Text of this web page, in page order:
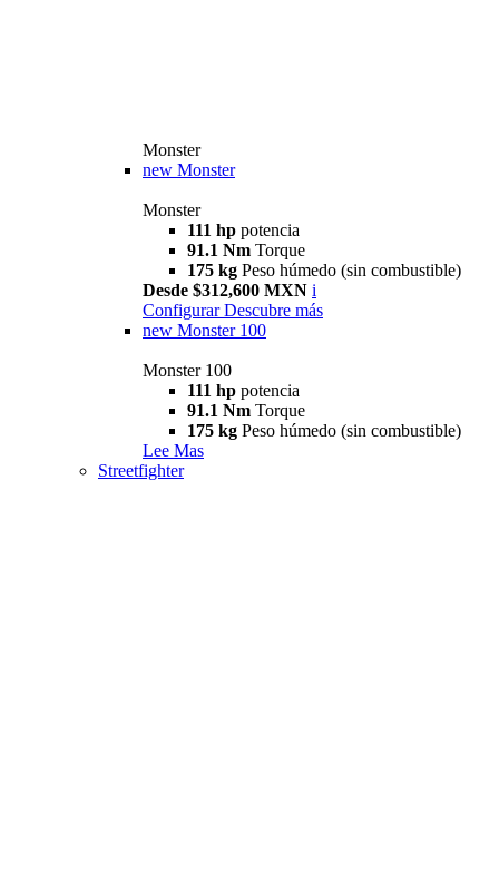
Monster
new Monster
Monster
111 hp potencia
91.1 Nm Torque
175 kg Peso húmedo (sin combustible)
Desde $312,600 MXN i
Configurar Descubre más
new Monster 100
Monster 100
111 hp potencia
91.1 Nm Torque
175 kg Peso húmedo (sin combustible)
Lee Mas
Streetfighter